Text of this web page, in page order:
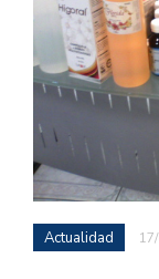
Actualidad